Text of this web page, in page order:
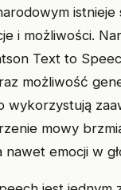
i możliwości.
Text to
możliwość
wykorzystują
mowy
emocji w